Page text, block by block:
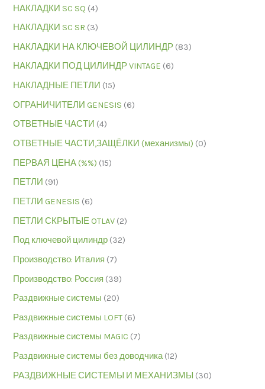
НАКЛАДКИ SC SQ (4)
НАКЛАДКИ SC SR (3)
НАКЛАДКИ НА КЛЮЧЕВОЙ ЦИЛИНДР (83)
НАКЛАДКИ ПОД ЦИЛИНДР VINTAGE (6)
НАКЛАДНЫЕ ПЕТЛИ (15)
ОГРАНИЧИТЕЛИ GENESIS (6)
ОТВЕТНЫЕ ЧАСТИ (4)
ОТВЕТНЫЕ ЧАСТИ,ЗАЩЁЛКИ (механизмы) (0)
ПЕРВАЯ ЦЕНА (%%) (15)
ПЕТЛИ (91)
ПЕТЛИ GENESIS (6)
ПЕТЛИ СКРЫТЫЕ OTLAV (2)
Под ключевой цилиндр (32)
Производство: Италия (7)
Производство: Россия (39)
Раздвижные системы (20)
Раздвижные системы LOFT (6)
Раздвижные системы MAGIC (7)
Раздвижные системы без доводчика (12)
РАЗДВИЖНЫЕ СИСТЕМЫ И МЕХАНИЗМЫ (30)